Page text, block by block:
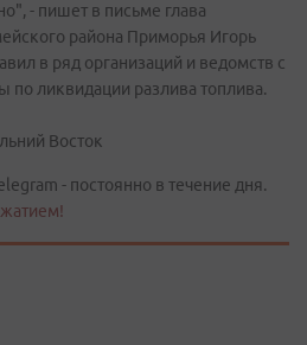
- пишет в письме глава
района Приморья Игорь
в ряд организаций и ведомств с
по ликвидации разлива топлива.
Восток
- постоянно в течение дня.